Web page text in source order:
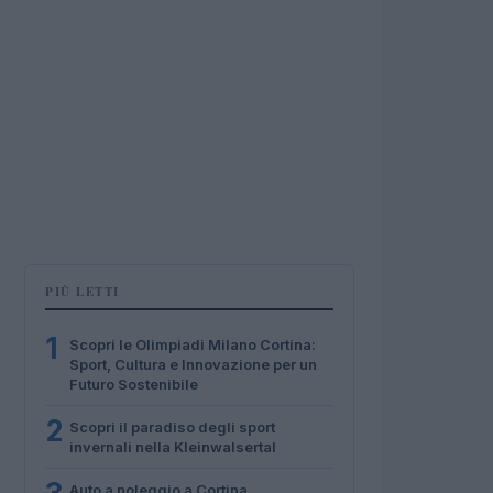
PIÙ LETTI
1
Scopri le Olimpiadi Milano Cortina:
Sport, Cultura e Innovazione per un
Futuro Sostenibile
2 Scopri il paradiso degli sport
invernali nella Kleinwalsertal